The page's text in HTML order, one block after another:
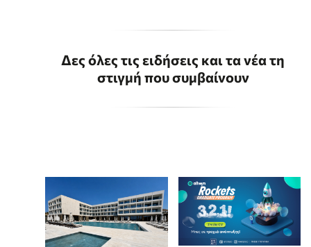
Δες όλες τις ειδήσεις και τα νέα τη
στιγμή που συμβαίνουν